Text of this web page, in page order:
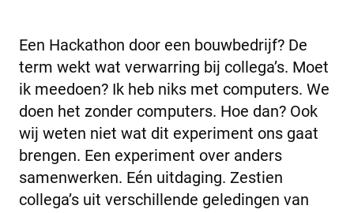
Een Hackathon door een bouwbedrijf? De
term wekt wat verwarring bij collega’s. Moet
ik meedoen? Ik heb niks met computers. We
doen het zonder computers. Hoe dan? Ook
wij weten niet wat dit experiment ons gaat
brengen. Een experiment over anders
samenwerken. Eén uitdaging. Zestien
collega’s uit verschillende geledingen van